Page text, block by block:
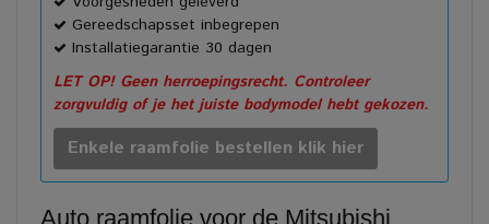
Gereedschapsset inbegrepen
Installatiegarantie 30 dagen
LET OP! Geen herroepingsrecht. Controleer
zorgvuldig of je het juiste bodymodel hebt gekozen.
Enkele raamfolie bestellen klik hier
Auto raamfolie voor de Mitsubishi